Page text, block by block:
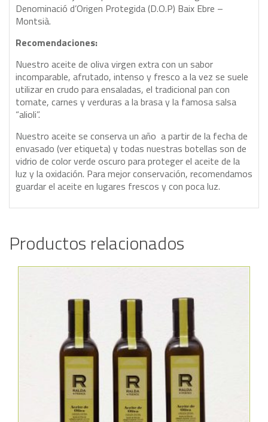
Denominació d’Origen Protegida (D.O.P) Baix Ebre –
Montsià.
Recomendaciones:
Nuestro aceite de oliva virgen extra con un sabor
incomparable, afrutado, intenso y fresco a la vez se suele
utilizar en crudo para ensaladas, el tradicional pan con
tomate, carnes y verduras a la brasa y la famosa salsa
“alioli”.
Nuestro aceite se conserva un año a partir de la fecha de
envasado (ver etiqueta) y todas nuestras botellas son de
vidrio de color verde oscuro para proteger el aceite de la
luz y la oxidación. Para mejor conservación, recomendamos
guardar el aceite en lugares frescos y con poca luz.
Productos relacionados